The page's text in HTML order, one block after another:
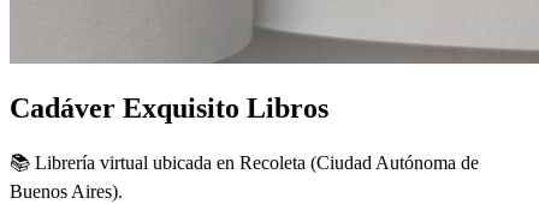
Cadáver Exquisito Libros
📚 Librería virtual ubicada en Recoleta (Ciudad Autónoma de
Buenos Aires).